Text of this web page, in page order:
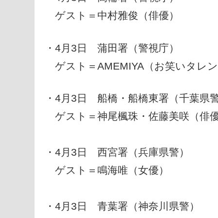
ゲスト＝中村雅俊（俳優）
・4月3日 蒲田署（警視庁）
ゲスト＝AMEMIYA（お笑いタレン
・4月3日 船橋・船橋東署（千葉県警
ゲスト＝神尾楓珠・佐藤美咲（俳優
・4月3日 西宮署（兵庫県警）
ゲスト＝鳴海唯（女優）
・4月3日 青葉署（神奈川県警）